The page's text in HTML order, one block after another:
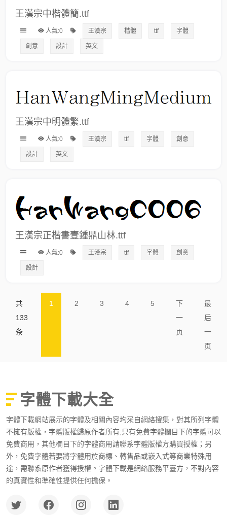
王漢宗中楷體簡.ttf
人氣:0 王漢宗 楷體 ttf 字體
創意 設計 英文
王漢宗中明體繁.ttf
人氣:0 王漢宗 ttf 字體 創意
設計 英文
王漢宗正楷書壹鍾鼎山林.ttf
人氣:0 王漢宗 ttf 字體 創意
設計
共
133
条
1 2 3 4 5
下
一
页
最
后
一
页
字體下載大全
字體下載網站展示的字體及相關內容均采自網絡搜集，對其所列字體
不擁有版權，字體版權歸原作者所有;只有免費字體欄目下的字體可以
免費商用，其他欄目下的字體商用請聯系字體版權方購買授權；另
外，免費字體若要將字體用於商標、轉售品或嵌入式等商業特殊用
途，需聯系原作者獲得授權。字體下載是網絡服務平臺方，不對內容
的真實性和準確性提供任何擔保。